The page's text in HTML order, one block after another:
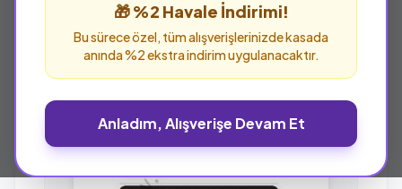
🎁 %2 Havale İndirimi!
Bu sürece özel, tüm alışverişlerinizde kasada
anında %2 ekstra indirim uygulanacaktır.
Anladım, Alışverişe Devam Et